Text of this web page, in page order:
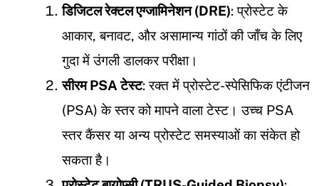
डिजिटल रेक्टल एग्जामिनेशन (DRE): प्रोस्टेट के
आकार, बनावट, और असामान्य गांठों की जाँच के लिए
गुदा में उंगली डालकर परीक्षा।
सीरम PSA टेस्ट: रक्त में प्रोस्टेट-स्पेसिफिक एंटीजन
(PSA) के स्तर को मापने वाला टेस्ट। उच्च PSA
स्तर कैंसर या अन्य प्रोस्टेट समस्याओं का संकेत हो
सकता है।